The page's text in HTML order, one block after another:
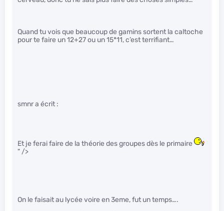
Quand tu vois que beaucoup de gamins sortent la caltoche
pour te faire un 12+27 ou un 15*11, c’est terrifiant…
smnr a écrit :
Et je ferai faire de la théorie des groupes dès le primaire
" />
On le faisait au lycée voire en 3eme, fut un temps….